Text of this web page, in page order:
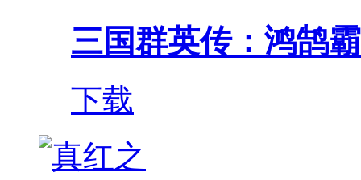
三国群英传：鸿鹄
下载